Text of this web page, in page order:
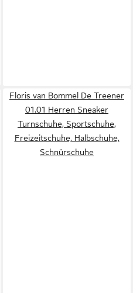
Floris van Bommel De Treener
01.01 Herren Sneaker
Turnschuhe, Sportschuhe,
Freizeitschuhe, Halbschuhe,
Schnürschuhe